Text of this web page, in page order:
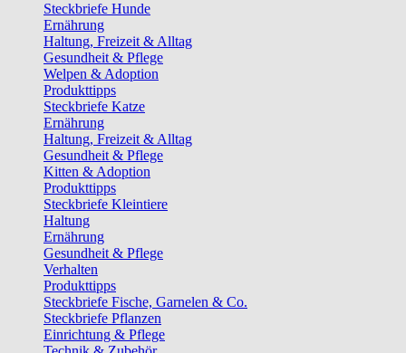
Steckbriefe Hunde
Ernährung
Haltung, Freizeit & Alltag
Gesundheit & Pflege
Welpen & Adoption
Produkttipps
Steckbriefe Katze
Ernährung
Haltung, Freizeit & Alltag
Gesundheit & Pflege
Kitten & Adoption
Produkttipps
Steckbriefe Kleintiere
Haltung
Ernährung
Gesundheit & Pflege
Verhalten
Produkttipps
Steckbriefe Fische, Garnelen & Co.
Steckbriefe Pflanzen
Einrichtung & Pflege